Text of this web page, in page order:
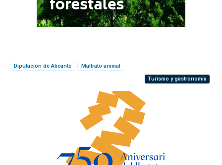
Diputación de Alicante
Maltrato animal
Turismo y gastronomía